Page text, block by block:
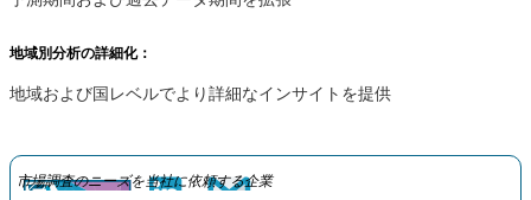
地域別分析の詳細化：
地域および国レベルでより詳細なインサイトを提供
市場調査のニーズを当社に依頼する企業